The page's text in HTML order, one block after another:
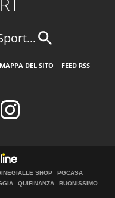
MAPPA DEL SITO
FEED RSS
SHOP
PGCASA
QUIFINANZA
BUONISSIMO